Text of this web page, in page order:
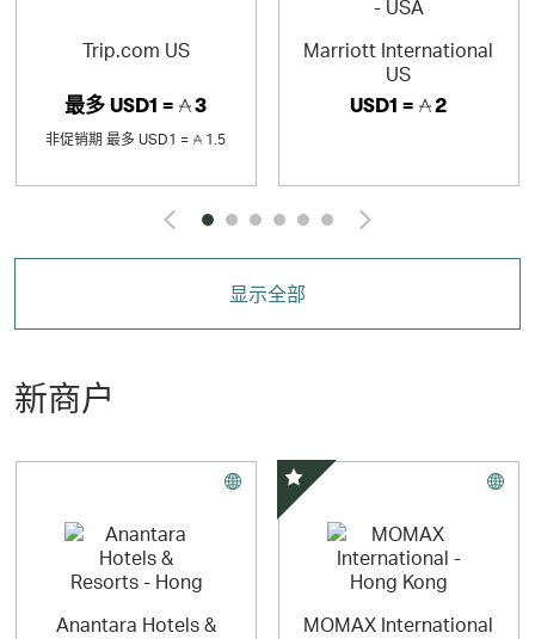
Trip.com US
最多 USD1 = 3
非促销期 最多 USD1 = 1.5
Marriott International
US
USD1 = 2
Click and Go to the
Click
显示全部
新商户
Anantara Hotels &
MOMAX International
精选优惠